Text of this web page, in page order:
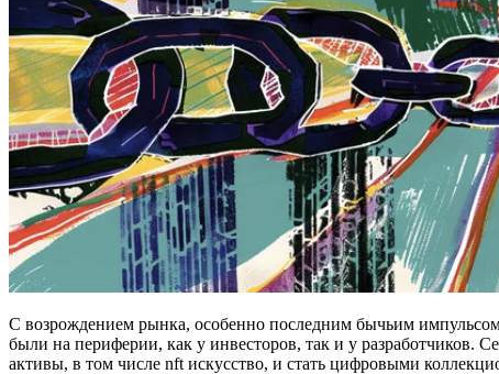
С возрождением рынка, особенно последним бычьим
были на периферии, как у инвесторов, так и у разработчиков.
активы, в том числе nft искусство, и стать цифровыми